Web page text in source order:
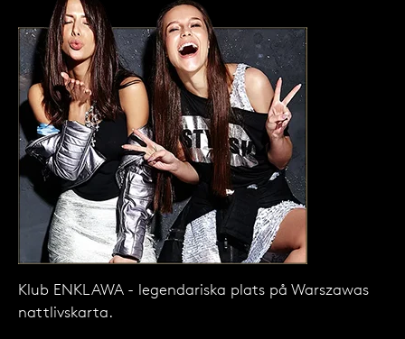
Klub ENKLAWA - legendariska plats på Warszawas
nattlivskarta.